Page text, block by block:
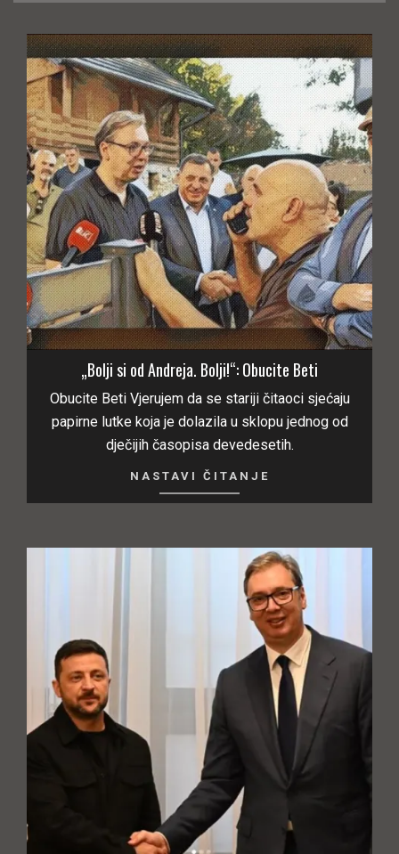
„Bolji si od Andreja. Bolji!“: Obucite Beti
Obucite Beti Vjerujem da se stariji čitaoci sjećaju
papirne lutke koja je dolazila u sklopu jednog od
dječijih časopisa devedesetih.
NASTAVI ČITANJE